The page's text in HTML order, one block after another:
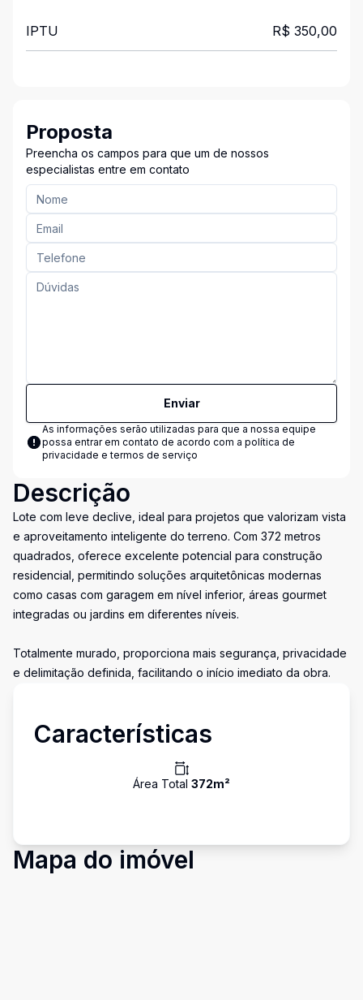
IPTU R$ 350,00
Proposta
Preencha os campos para que um de nossos
especialistas entre em contato
Enviar
As informações serão utilizadas para que a nossa equipe
possa entrar em contato de acordo com a política de
privacidade e termos de serviço
Descrição
Lote com leve declive, ideal para projetos que valorizam vista
e aproveitamento inteligente do terreno. Com 372 metros
quadrados, oferece excelente potencial para construção
residencial, permitindo soluções arquitetônicas modernas
como casas com garagem em nível inferior, áreas gourmet
integradas ou jardins em diferentes níveis.
Totalmente murado, proporciona mais segurança, privacidade
e delimitação definida, facilitando o início imediato da obra.
Características
Área Total 372m²
Mapa do imóvel